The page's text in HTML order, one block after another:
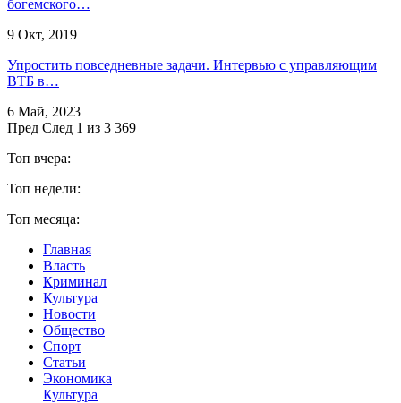
богемского…
9 Окт, 2019
Упростить повседневные задачи. Интервью с управляющим
ВТБ в…
6 Май, 2023
Пред След 1 из 3 369
Топ вчера:
Топ недели:
Топ месяца:
Главная
Власть
Криминал
Культура
Новости
Общество
Спорт
Статьи
Экономика
Культура